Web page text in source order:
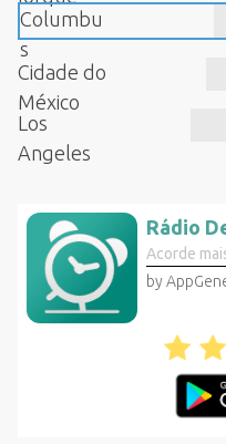
Columbu
s
Cidade do
México
Los
Angeles
Rádio
Acorde
by